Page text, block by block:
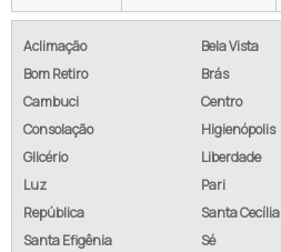
Aclimação
Bela Vista
Bom Retiro
Brás
Cambuci
Centro
Consolação
Higienópolis
Glicério
Liberdade
Luz
Pari
República
Santa Cecília
Santa Efigênia
Sé